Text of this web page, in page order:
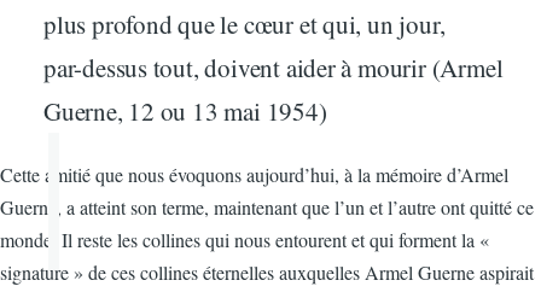
plus profond que le cœur et qui, un jour,
par-dessus tout, doivent aider à mourir (Armel
Guerne, 12 ou 13 mai 1954)
Cette amitié que nous évoquons aujourd’hui, à la mémoire d’Armel
Guerne, a atteint son terme, maintenant que l’un et l’autre ont quitté ce
monde. Il reste les collines qui nous entourent et qui forment la «
signature » de ces collines éternelles auxquelles Armel Guerne aspirait